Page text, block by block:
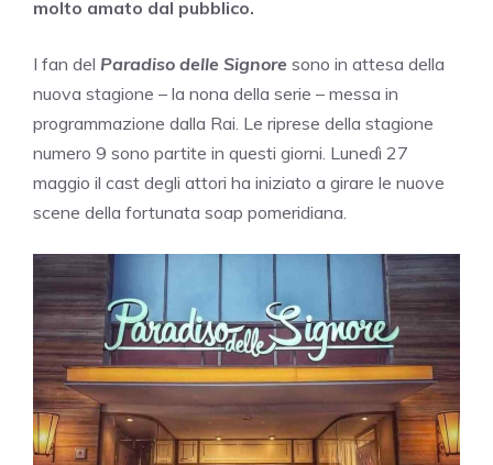
molto amato dal pubblico.
I fan del Paradiso delle Signore sono in attesa della
nuova stagione – la nona della serie – messa in
programmazione dalla Rai. Le riprese della stagione
numero 9 sono partite in questi giorni. Lunedì 27
maggio il cast degli attori ha iniziato a girare le nuove
scene della fortunata soap pomeridiana.